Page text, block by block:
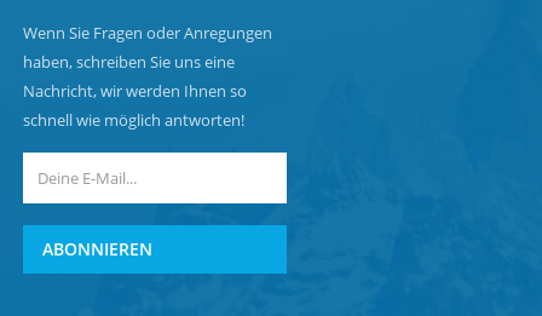
Wenn Sie Fragen oder Anregungen
haben, schreiben Sie uns eine
Nachricht, wir werden Ihnen so
schnell wie möglich antworten!
ABONNIEREN